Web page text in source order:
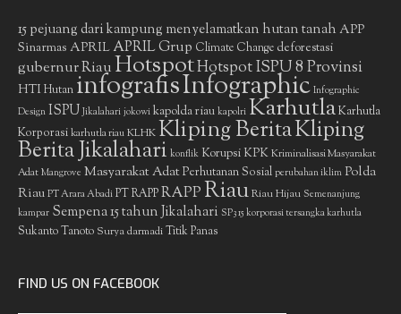
15 pejuang dari kampung menyelamatkan hutan tanah APP
Sinarmas APRIL APRIL Grup Climate Change deforestasi
gubernur RiauHotspotHotspot ISPU 8 Provinsi
HTIHutan infografisInfographic Infographic
Design ISPU Jikalahari jokowi kapolda riau kapolri KarhutlaKarhutla
Korporasikarhutla riauKLHKKliping BeritaKliping
Berita Jikalahari konflik Korupsi KPKKriminalisasi Masyarakat
Adat Mangrove Masyarakat AdatPerhutanan Sosial perubahan iklim Polda
Riau PT Arara Abadi PT RAPPRAPPRiauRiau Hijau Semenanjung
kampar Sempena 15 tahun Jikalahari SP3 15 korporasi tersangka karhutla
Sukanto Tanoto Surya darmadiTitik Panas
FIND US ON FACEBOOK